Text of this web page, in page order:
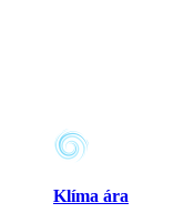
Klíma ára